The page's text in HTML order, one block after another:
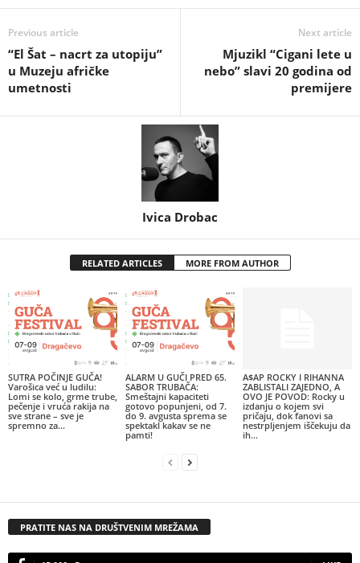
Previous article
“El Šat – nacrt za utopiju”
u Muzeju afričke
umetnosti
Next article
Mjuzikl “Cigani lete u
nebo” slavi 20 godina od
premijere
Ivica Drobac
RELATED ARTICLES MORE FROM AUTHOR
SUTRA POČINJE GUČA!
Varošica već u ludilu:
Lomi se kolo, grme trube,
pečenje i vruća rakija na
sve strane – sve je
spremno za...
ALARM U GUČI PRED 65.
SABOR TRUBAČA:
Smeštajni kapaciteti
gotovo popunjeni, od 7.
do 9. avgusta sprema se
spektakl kakav se ne
pamti!
A$AP ROCKY I RIHANNA
ZABLISTALI ZAJEDNO, A
OVO JE POVOD: Rocky u
izdanju o kojem svi
pričaju, dok fanovi sa
nestrpljenjem iščekuju da
ih...
PRATITE NAS NA DRUŠTVENIM MREŽAMA